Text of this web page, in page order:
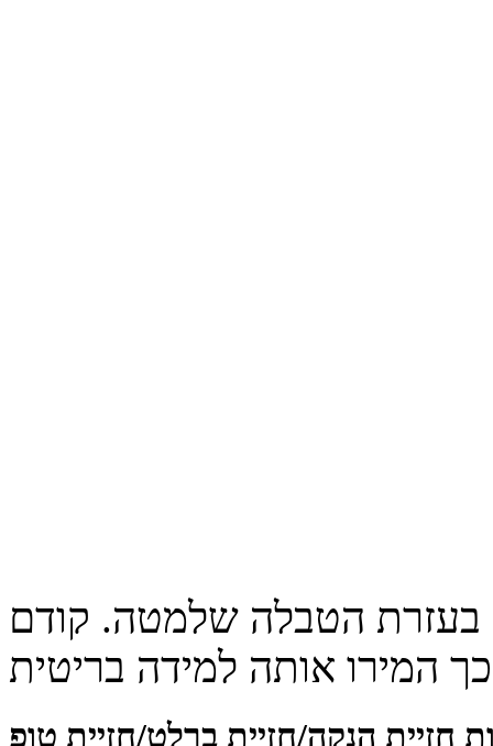
הטבלה שלמטה. קודם
חזיית הנקה/חזיית ברלט/חזיית טופ